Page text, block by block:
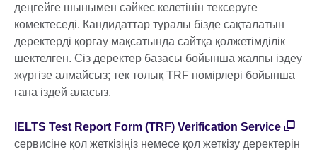
деңгейге шынымен сәйкес келетінін тексеруге
көмектеседі. Кандидаттар туралы бізде сақталатын
деректерді қорғау мақсатында сайтқа қолжетімділік
шектелген. Сіз деректер базасы бойынша жалпы іздеу
жүргізе алмайсыз; тек толық TRF нөмірлері бойынша
ғана іздей аласыз.
IELTS Test Report Form (TRF) Verification Service
сервисіне қол жеткізіңіз немесе қол жеткізу деректерін